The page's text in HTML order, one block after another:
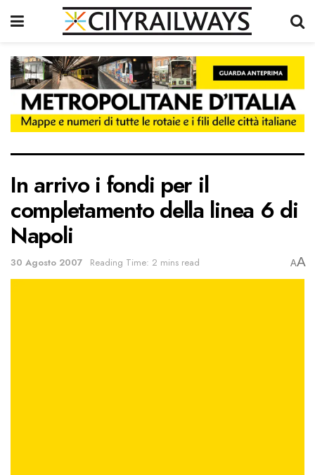
In arrivo i fondi per il
completamento della linea 6 di
Napoli
30 Agosto 2007 Reading Time: 2 mins read AA